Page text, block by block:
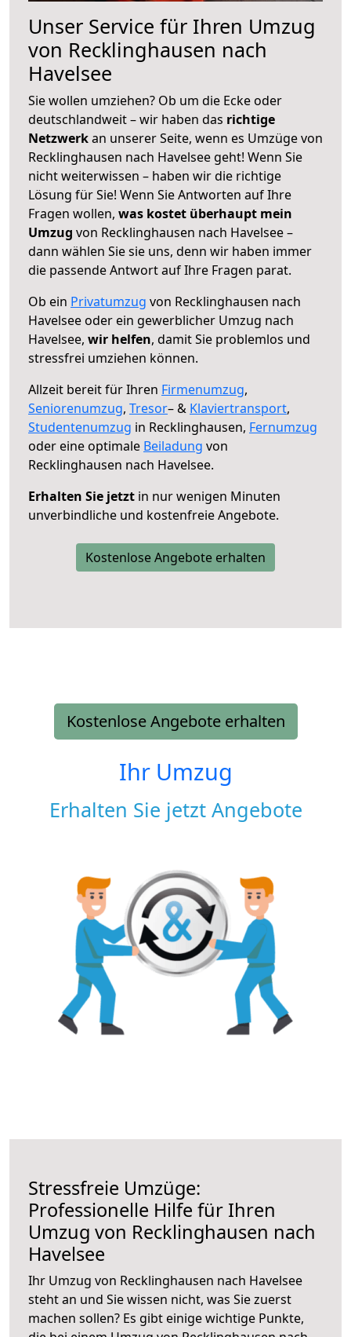
Unser Service für Ihren Umzug
von Recklinghausen nach
Havelsee
Sie wollen umziehen? Ob um die Ecke oder
deutschlandweit – wir haben das richtige
Netzwerkan unserer Seite, wenn es Umzüge von
Recklinghausen nach Havelsee geht! Wenn Sie
nicht weiterwissen – haben wir die richtige
Lösung für Sie! Wenn Sie Antworten auf Ihre
Fragen wollen, was kostet überhaupt mein
Umzug von Recklinghausen nach Havelsee –
dann wählen Sie sie uns, denn wir haben immer
die passende Antwort auf Ihre Fragen parat.
Ob ein Privatumzug von Recklinghausen nach
Havelsee oder ein gewerblicher Umzug nach
Havelsee, wir helfen, damit Sie problemlos und
stressfrei umziehen können.
Allzeit bereit für Ihren Firmenumzug,
Seniorenumzug, Tresor– & Klaviertransport,
Studentenumzug in Recklinghausen, Fernumzug
oder eine optimale Beiladung von
Recklinghausen nach Havelsee.
Erhalten Sie jetzt in nur wenigen Minuten
unverbindliche und kostenfreie Angebote.
Kostenlose Angebote erhalten
Kostenlose Angebote erhalten
Ihr Umzug
Erhalten Sie jetzt Angebote
Stressfreie Umzüge:
Professionelle Hilfe für Ihren
Umzug von Recklinghausen nach
Havelsee
Ihr Umzug von Recklinghausen nach Havelsee
steht an und Sie wissen nicht, was Sie zuerst
machen sollen? Es gibt einige wichtige Punkte,